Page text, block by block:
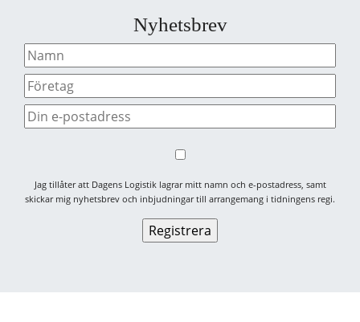
Nyhetsbrev
Jag tillåter att Dagens Logistik lagrar mitt namn och e-postadress, samt
skickar mig nyhetsbrev och inbjudningar till arrangemang i tidningens regi.